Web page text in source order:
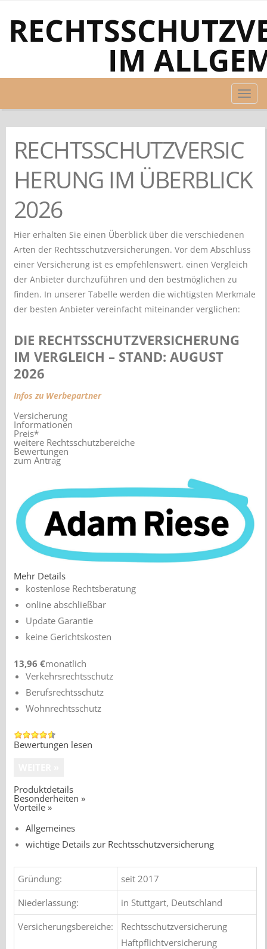
IM
RECHTSSCHUTZVERSIC
HERUNG IM ÜBERBLICK
2026
Hier erhalten Sie einen Überblick über die verschiedenen
Arten der Rechtsschutzversicherungen. Vor dem Abschluss
einer Versicherung ist es empfehlenswert, einen Vergleich
der Anbieter durchzuführen und den bestmöglichen zu
finden. In unserer Tabelle werden die wichtigsten Merkmale
der besten Anbieter vereinfacht miteinander verglichen:
DIE RECHTSSCHUTZVERSICHERUNG
IM VERGLEICH – STAND: AUGUST
2026
Infos zu Werbepartner
Versicherung
Informationen
Preis*
weitere Rechtsschutzbereiche
Bewertungen
zum Antrag
Mehr Details
kostenlose Rechtsberatung
online abschließbar
Update Garantie
keine Gerichtskosten
13,96 €monatlich
Verkehrsrechtsschutz
Berufsrechtsschutz
Wohnrechtsschutz
Bewertungen lesen
Produktdetails
Besonderheiten »
Vorteile »
Allgemeines
wichtige Details zur Rechtsschutzversicherung
Gründung:
seit 2017
Niederlassung:
in Stuttgart, Deutschland
Versicherungsbereiche:
Rechtsschutzversicherung
Haftpflichtversicherung